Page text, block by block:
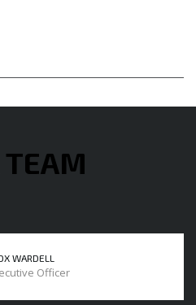
TEAM
WARDELL
Officer